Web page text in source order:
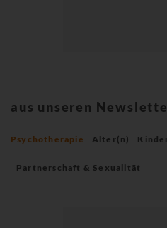
aus unseren
Psychotherapie Alter(n)
Partnerschaft & Sexualität